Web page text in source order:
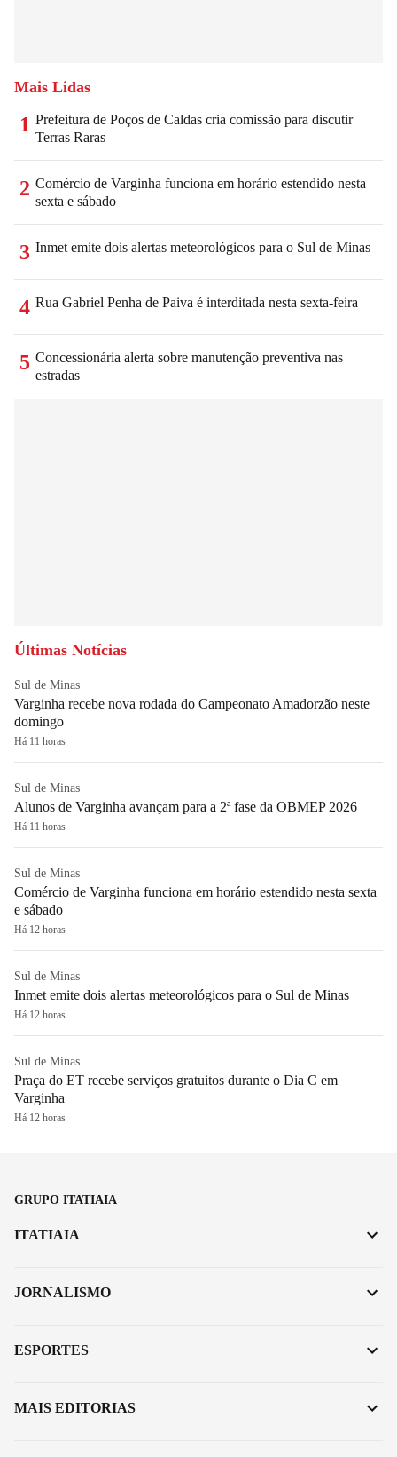
Mais Lidas
1 Prefeitura de Poços de Caldas cria comissão para discutir
Terras Raras
2 Comércio de Varginha funciona em horário estendido nesta
sexta e sábado
3 Inmet emite dois alertas meteorológicos para o Sul de Minas
4 Rua Gabriel Penha de Paiva é interditada nesta sexta-feira
5 Concessionária alerta sobre manutenção preventiva nas
estradas
Últimas Notícias
Sul de Minas
Varginha recebe nova rodada do Campeonato Amadorzão neste
domingo
Há 11 horas
Sul de Minas
Alunos de Varginha avançam para a 2ª fase da OBMEP 2026
Há 11 horas
Sul de Minas
Comércio de Varginha funciona em horário estendido nesta sexta
e sábado
Há 12 horas
Sul de Minas
Inmet emite dois alertas meteorológicos para o Sul de Minas
Há 12 horas
Sul de Minas
Praça do ET recebe serviços gratuitos durante o Dia C em
Varginha
Há 12 horas
GRUPO ITATIAIA
ITATIAIA
JORNALISMO
ESPORTES
MAIS EDITORIAS